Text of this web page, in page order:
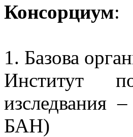
Консорциум:
1. Базова
Институт
изследвания
БАН)